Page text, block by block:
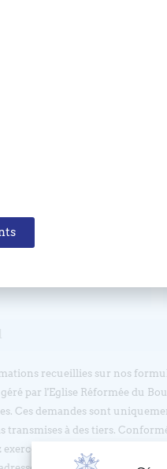
recueillies sur nos
par l'Eglise Réformée du
Ces demandes sont
transmises à des tiers.
exercer votre droit d’accès,